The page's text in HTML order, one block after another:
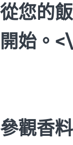
從您的
開始。
參觀香